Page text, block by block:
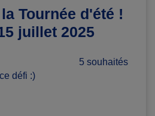
Tournée d'été !
juillet 2025
5 souhaités
défi :)